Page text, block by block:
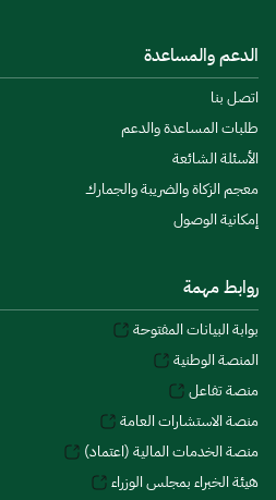
الدعم والمساعدة
اتصل بنا
طلبات المساعدة والدعم
الأسئلة الشائعة
معجم الزكاة والضريبة والجمارك
إمكانية الوصول
روابط مهمة
بوابة البيانات المفتوحة
المنصة الوطنية
منصة تفاعل
منصة الاستشارات العامة
منصة الخدمات المالية (اعتماد)
هيئة الخبراء بمجلس الوزراء